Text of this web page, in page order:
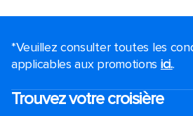
*Veuillez consulter toutes les
applicables aux promotions ici..
Trouvez votre croisière